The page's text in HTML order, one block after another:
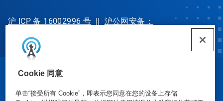
Cookie 同意
单击“接受所有 Cookie”，即表示您同意在您的设备上存储
沪 ICP 备 16002996 号 || 沪公网安备：
31010702002902 号